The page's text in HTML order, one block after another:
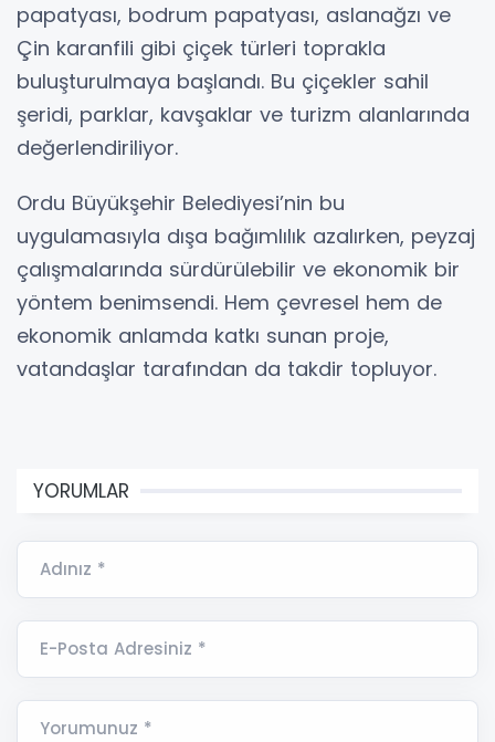
papatyası, bodrum papatyası, aslanağzı ve
Çin karanfili gibi çiçek türleri toprakla
buluşturulmaya başlandı. Bu çiçekler sahil
şeridi, parklar, kavşaklar ve turizm alanlarında
değerlendiriliyor.
Ordu Büyükşehir Belediyesi’nin bu
uygulamasıyla dışa bağımlılık azalırken, peyzaj
çalışmalarında sürdürülebilir ve ekonomik bir
yöntem benimsendi. Hem çevresel hem de
ekonomik anlamda katkı sunan proje,
vatandaşlar tarafından da takdir topluyor.
YORUMLAR
Adınız *
E-Posta Adresiniz *
Yorumunuz *